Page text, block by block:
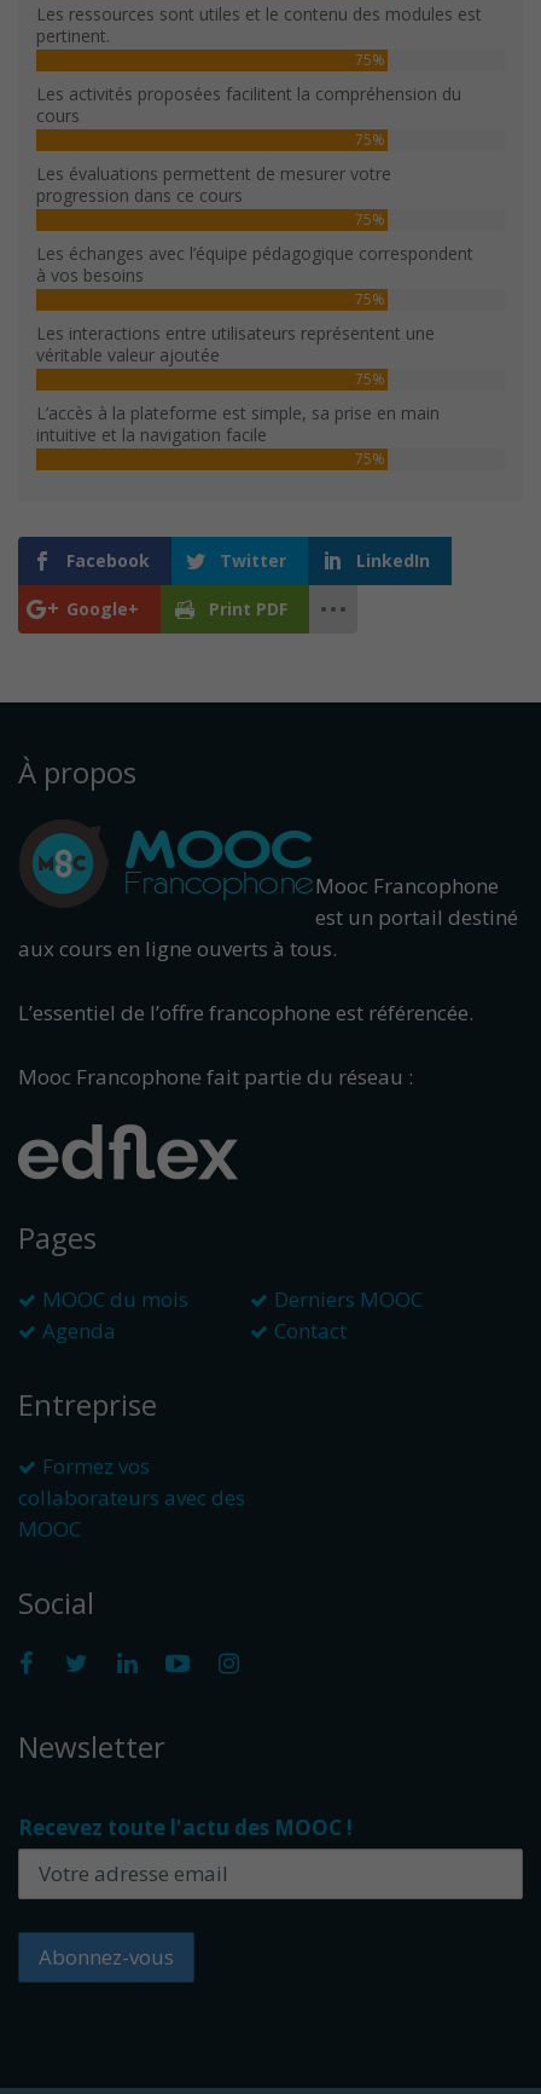
Les ressources sont utiles et le contenu des modules est
pertinent.
75%
Les activités proposées facilitent la compréhension du
cours
75%
Les évaluations permettent de mesurer votre
progression dans ce cours
75%
Les échanges avec l’équipe pédagogique correspondent
à vos besoins
75%
Les interactions entre utilisateurs représentent une
véritable valeur ajoutée
75%
L’accès à la plateforme est simple, sa prise en main
intuitive et la navigation facile
75%
Facebook Twitter LinkedIn
Google+ Print PDF
À propos
Mooc Francophone
est un portail destiné
aux cours en ligne ouverts à tous.
L’essentiel de l’offre francophone est référencée.
Mooc Francophone fait partie du réseau :
Pages
MOOC du mois
Derniers MOOC
Agenda
Contact
Entreprise
Formez vos
collaborateurs avec des
MOOC
Social
Newsletter
Recevez toute l'actu des MOOC !